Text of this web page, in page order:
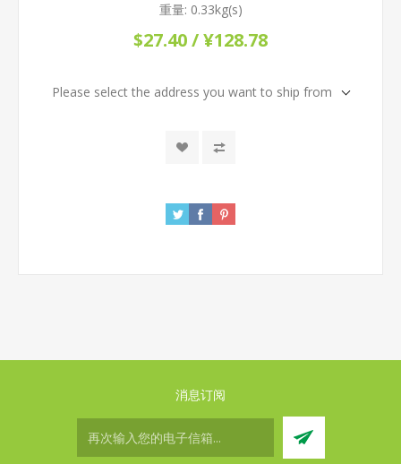
重量: 0.33kg(s)
$27.40 / ¥128.78
Please select the address you want to ship from
消息订阅